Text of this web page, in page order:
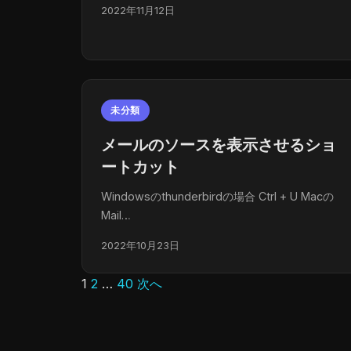
2022年11月12日
未分類
メールのソースを表示させるショ
ートカット
Windowsのthunderbirdの場合 Ctrl + U Macの
Mail…
2022年10月23日
投
1 2 … 40 次へ